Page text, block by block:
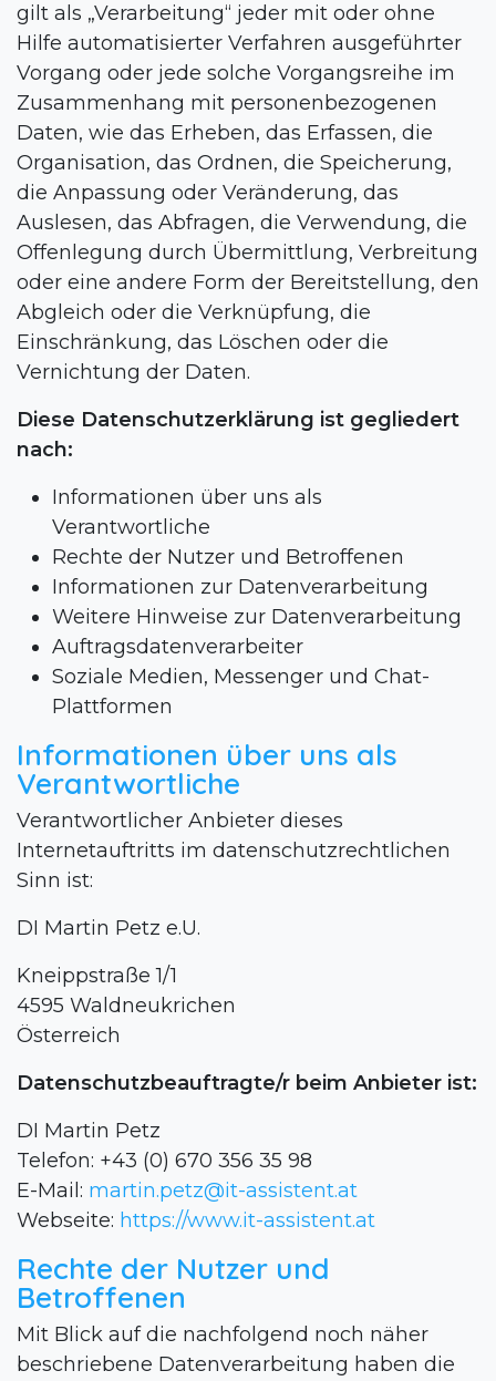
gilt als „Verarbeitung“ jeder mit oder ohne
Hilfe automatisierter Verfahren ausgeführter
Vorgang oder jede solche Vorgangsreihe im
Zusammenhang mit personenbezogenen
Daten, wie das Erheben, das Erfassen, die
Organisation, das Ordnen, die Speicherung,
die Anpassung oder Veränderung, das
Auslesen, das Abfragen, die Verwendung, die
Offenlegung durch Übermittlung, Verbreitung
oder eine andere Form der Bereitstellung, den
Abgleich oder die Verknüpfung, die
Einschränkung, das Löschen oder die
Vernichtung der Daten.
Diese Datenschutzerklärung ist gegliedert
nach:
Informationen über uns als
Verantwortliche
Rechte der Nutzer und Betroffenen
Informationen zur Datenverarbeitung
Weitere Hinweise zur Datenverarbeitung
Auftragsdatenverarbeiter
Soziale Medien, Messenger und Chat-
Plattformen
Informationen über uns als
Verantwortliche
Verantwortlicher Anbieter dieses
Internetauftritts im datenschutzrechtlichen
Sinn ist:
DI Martin Petz e.U.
Kneippstraße 1/1
4595 Waldneukrichen
Österreich
Datenschutzbeauftragte/r beim Anbieter ist:
DI Martin Petz
Telefon: +43 (0) 670 356 35 98
E-Mail: martin.petz@it-assistent.at
Webseite: https://www.it-assistent.at
Rechte der Nutzer und
Betroffenen
Mit Blick auf die nachfolgend noch näher
beschriebene Datenverarbeitung haben die